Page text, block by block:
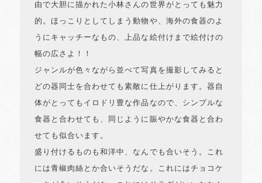
由で大胆に描かれた小林さんの世界がとっても魅力
的。ほっこりとしてしまう動物や、海外の食器のよ
うにキャッチーなもの、上品な絵付けまで絵付けの
幅の広さよ！！
ジャンルが色々ながら並べて写真を撮影してみると
どの器同士を合わせても素敵に仕上がります。器自
体がとってもイロドリ豊な作品なので、シンプルな
食器と合わせても、同じように賑やかな食器と合わ
せても似合います。
盛り付けるものも和洋中、なんでも合いそう。これ
には青椒肉絲とか合いそうだな。これにはチョコケ